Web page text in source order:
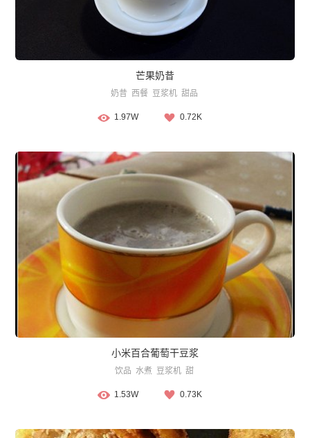
芒果奶昔
奶昔 西餐 豆浆机 甜品
1.97W 0.72K
小米百合葡萄干豆浆
饮品 水煮 豆浆机 甜
1.53W 0.73K